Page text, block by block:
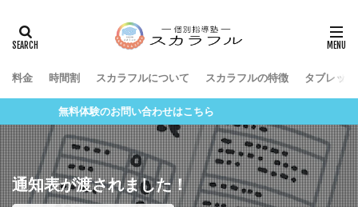
料金 時間割 スカラフルについて スカラフルの特徴 タブレッ
無料体験のお問い合わせはこちら
通知表が渡されました！